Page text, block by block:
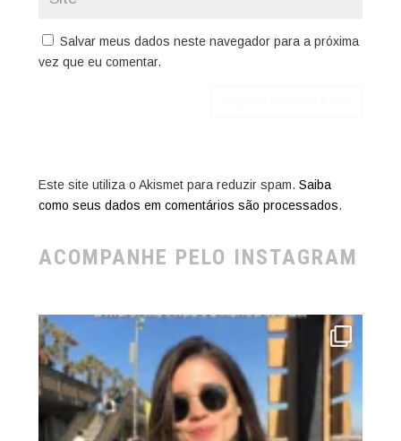
Salvar meus dados neste navegador para a próxima
vez que eu comentar.
Este site utiliza o Akismet para reduzir spam. Saiba
como seus dados em comentários são processados.
ACOMPANHE PELO INSTAGRAM